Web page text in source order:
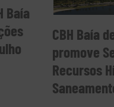
Baía
CBH Baía
promove
Recursos